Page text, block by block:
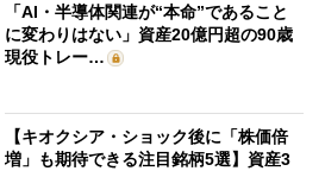
「AI・半導体関連が“本命”であること
に変わりはない」資産20億円超の90歳
現役トレー…
【キオクシア・ショック後に「株価倍
増」も期待できる注目銘柄5選】資産3